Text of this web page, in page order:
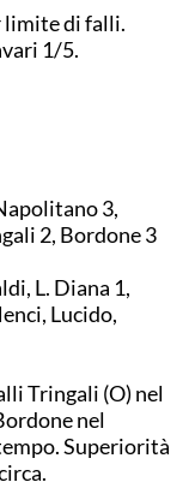
limite di falli.
1/5.
3,
2, Bordone 3
L. Diana 1,
Lucido,
Tringali (O) nel
nel
Superiorità